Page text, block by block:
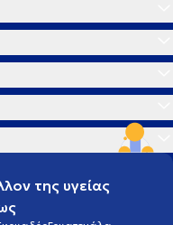
της υγείας